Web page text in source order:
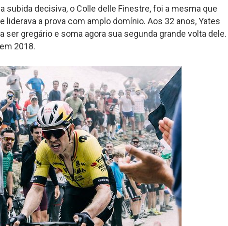
subida decisiva, o Colle delle Finestre, foi a mesma que
liderava a prova com amplo domínio. Aos 32 anos, Yates
ser gregário e soma agora sua segunda grande volta dele.
em 2018.